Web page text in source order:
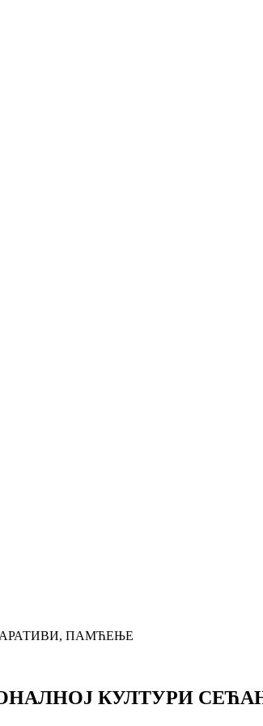
ПАМЋЕЊЕ
КУЛТУРИ